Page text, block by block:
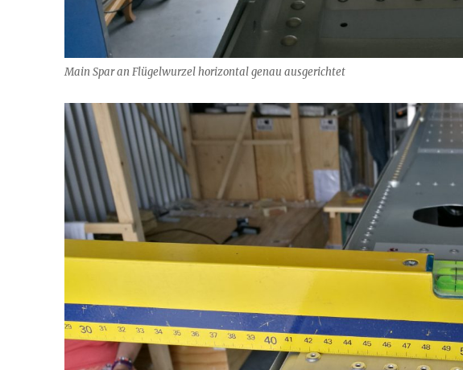
Main Spar an Flügelwurzel horizontal genau ausgerichtet